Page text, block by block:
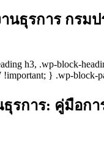
นธุรการ กรม
h3, .wp-block-
} .wp-block-
ธุรการ: คู่มือก